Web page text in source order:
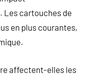
Les cartouches de
en plus courantes,
affectent-elles les